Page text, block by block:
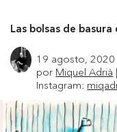
Las bolsas de
19 agosto, 2020
por Miquel Adrià
Instagram: